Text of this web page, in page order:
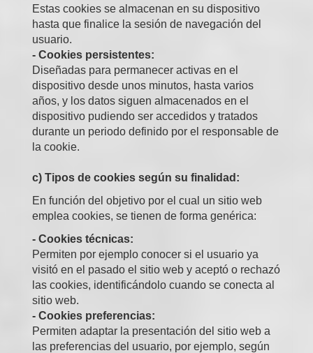
Estas cookies se almacenan en su dispositivo
hasta que finalice la sesión de navegación del
usuario.
- Cookies persistentes:
Diseñadas para permanecer activas en el
dispositivo desde unos minutos, hasta varios
años, y los datos siguen almacenados en el
dispositivo pudiendo ser accedidos y tratados
durante un periodo definido por el responsable de
la cookie.
c) Tipos de cookies según su finalidad:
En función del objetivo por el cual un sitio web
emplea cookies, se tienen de forma genérica:
- Cookies técnicas:
Permiten por ejemplo conocer si el usuario ya
visitó en el pasado el sitio web y aceptó o rechazó
las cookies, identificándolo cuando se conecta al
sitio web.
- Cookies preferencias:
Permiten adaptar la presentación del sitio web a
las preferencias del usuario, por ejemplo, según